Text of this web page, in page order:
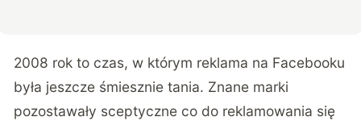
2008 rok to czas, w którym reklama na Facebooku
była jeszcze śmiesznie tania. Znane marki
pozostawały sceptyczne co do reklamowania się